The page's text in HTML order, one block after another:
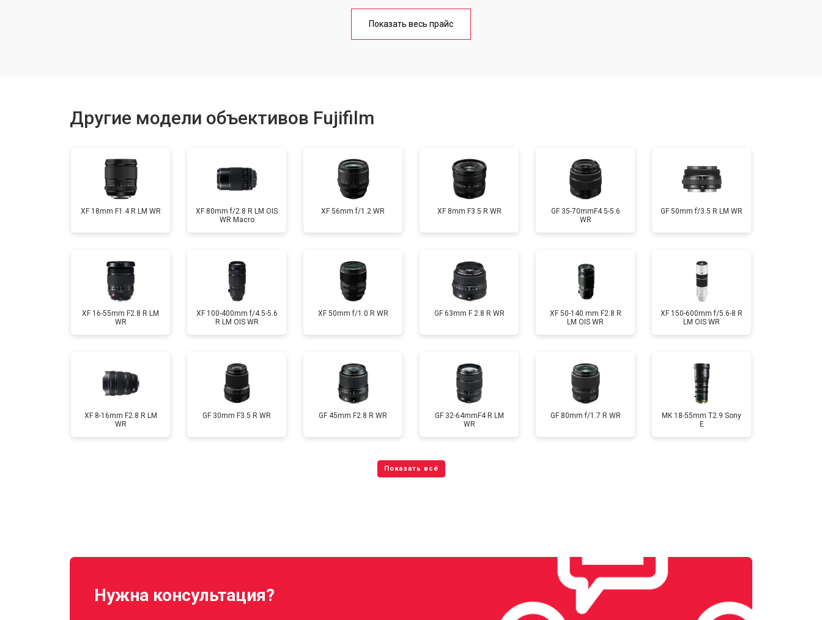
от 60 мин
Показать весь прайс
Другие модели объективов Fujifilm
XF 18mm F1.4 R LM WR
XF 80mm f/2.8 R LM OIS
WR Macro
XF 56mm f/1.2 WR XF 8mm F3.5 R WR
GF 35-70mmF4.5-5.6
WR
GF 50mm f/3.5 R LM WR
XF 16-55mm F2.8 R LM
WR
XF 100-400mm f/4.5-5.6
R LM OIS WR
XF 50mm f/1.0 R WR GF 63mm F 2.8 R WR
XF 50-140 mm F2.8 R
LM OIS WR
XF 150-600mm f/5.6-8 R
LM OIS WR
XF 8-16mm F2.8 R LM
WR
GF 30mm F3.5 R WR GF 45mm F2.8 R WR
GF 32-64mmF4 R LM
WR
GF 80mm f/1.7 R WR
MK 18-55mm T2.9 Sony
E
Нужна консультация?